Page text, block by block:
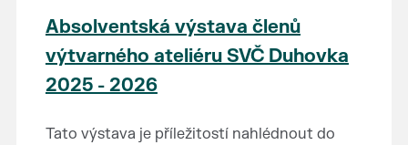
Absolventská výstava členů
výtvarného ateliéru SVČ Duhovka
2025 - 2026
Tato výstava je příležitostí nahlédnout do